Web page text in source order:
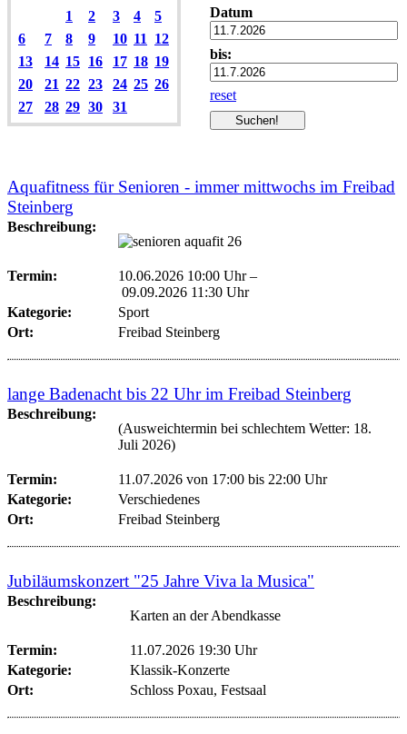
1
2 3 4
5
6
7 8 9 10 11
12
13
14 15 16 17 18 19
20
21 22 23 24 25 26
27
28 29 30 31
Datum
bis:
reset
Aquafitness für Senioren - immer mittwochs im Freibad
Steinberg
Beschreibung:
Termin: 10.06.2026 10:00 Uhr–
09.09.2026 11:30 Uhr
Kategorie:
Sport
Ort:
Freibad Steinberg
lange Badenacht bis 22 Uhr im Freibad Steinberg
Beschreibung:
(Ausweichtermin bei schlechtem Wetter: 18.
Juli 2026)
Termin: 11.07.2026 von 17:00 bis 22:00 Uhr
Kategorie:
Verschiedenes
Ort:
Freibad Steinberg
Jubiläumskonzert "25 Jahre Viva la Musica"
Beschreibung:
Karten an der Abendkasse
Termin:
11.07.2026 19:30 Uhr
Kategorie:
Klassik-Konzerte
Ort:
Schloss Poxau, Festsaal